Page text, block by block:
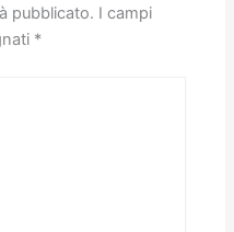
pubblicato. I campi
*